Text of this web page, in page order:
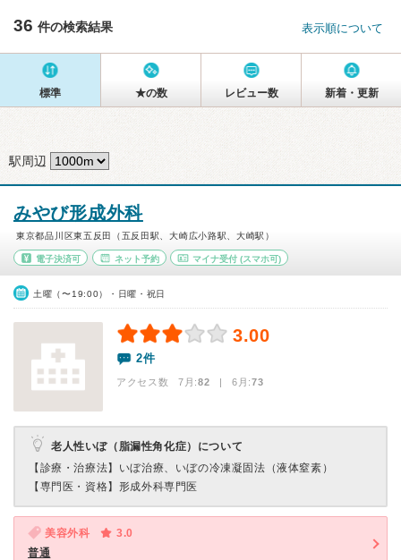
36 件の検索結果 表示順について
標準 ★の数 レビュー数 新着・更新
駅周辺
みやび形成外科
東京都品川区東五反田（五反田駅、大崎広小路駅、大崎駅）
電子決済可 ネット予約 マイナ受付 (スマホ可)
土曜（〜19:00）・日曜・祝日
3.00
2件
アクセス数 7月:82 | 6月:73
老人性いぼ（脂漏性角化症）について
【診療・治療法】 いぼ治療、いぼの冷凍凝固法（液体窒素）
【専門医・資格】 形成外科専門医
美容外科
3.0
普通